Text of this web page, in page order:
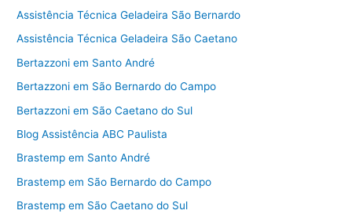
Assistência Técnica Geladeira São Bernardo
Assistência Técnica Geladeira São Caetano
Bertazzoni em Santo André
Bertazzoni em São Bernardo do Campo
Bertazzoni em São Caetano do Sul
Blog Assistência ABC Paulista
Brastemp em Santo André
Brastemp em São Bernardo do Campo
Brastemp em São Caetano do Sul